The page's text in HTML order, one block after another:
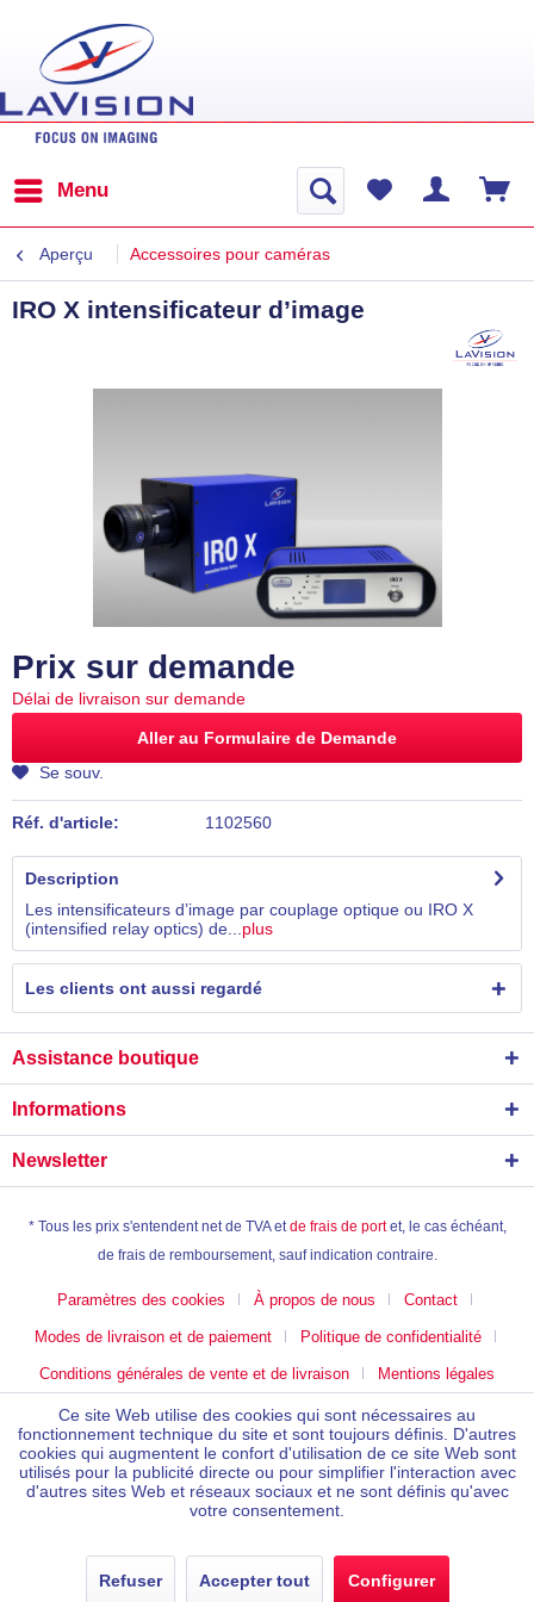
Menu
Aperçu Accessoires pour caméras
IRO X intensificateur d’image
Prix sur demande
Délai de livraison sur demande
Aller au Formulaire de Demande
Se souv.
Réf. d'article: 1102560
Description
Les intensificateurs d’image par couplage optique ou IRO X
(intensified relay optics) de... plus
Les clients ont aussi regardé
Assistance boutique
Informations
Newsletter
* Tous les prix s'entendent net de TVA etde frais de portet, le cas échéant,
de frais de remboursement, sauf indication contraire.
Paramètres des cookies À propos de nous Contact
Modes de livraison et de paiement Politique de confidentialité
Conditions générales de vente et de livraison Mentions légales
Ce site Web utilise des cookies qui sont nécessaires au
fonctionnement technique du site et sont toujours définis. D'autres
cookies qui augmentent le confort d'utilisation de ce site Web sont
utilisés pour la publicité directe ou pour simplifier l'interaction avec
d'autres sites Web et réseaux sociaux et ne sont définis qu'avec
votre consentement.
Refuser Accepter tout Configurer